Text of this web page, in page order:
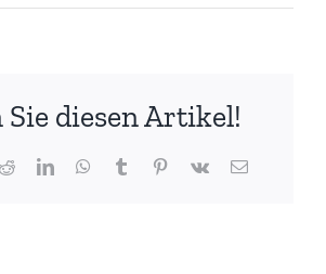
32.
Sie diesen Artikel!
RedditLinkedInWhatsApp
TumblrPinterest
Vk
E-